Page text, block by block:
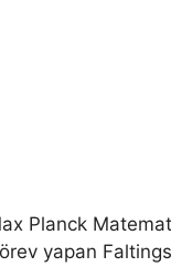
Planck
yapan